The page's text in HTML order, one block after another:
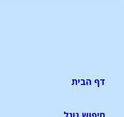
דף הבית